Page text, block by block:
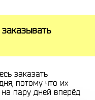
заказать
потому что их
пару дней вперёд